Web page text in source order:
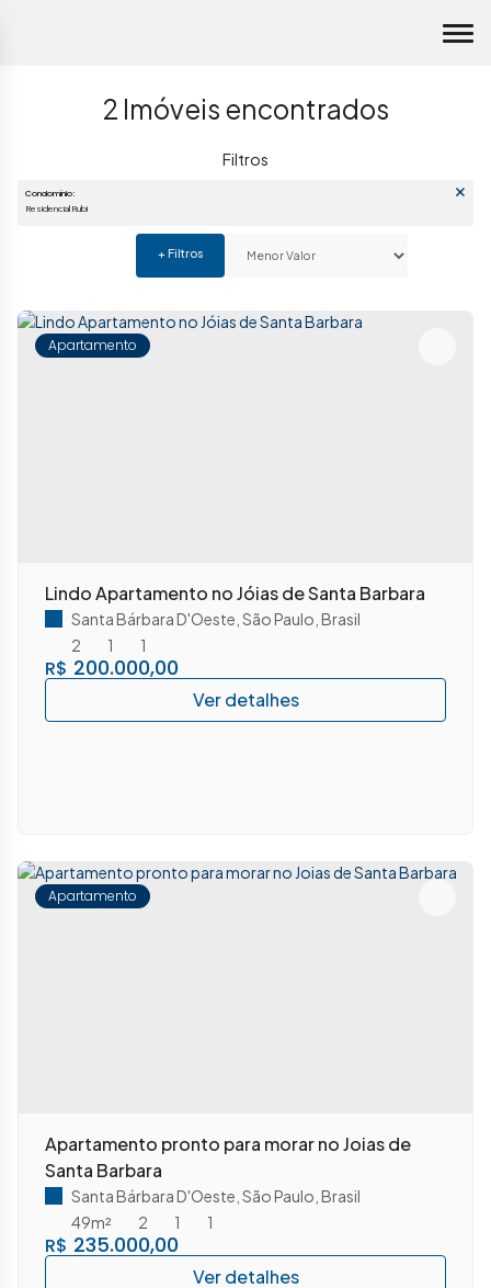
2 Imóveis encontrados
Condomínio:
Apartamento
Lindo Apartamento no Jóias de Santa Barbara
R$ 200.000,00
Santa Bárbara D'Oeste São Paulo Brasil
2
1 1
Apartamento
Apartamento pronto para morar no Joias de
Santa Barbara
R$ 235.000,00
Santa Bárbara D'Oeste São Paulo Brasil
2
1
49m² 1